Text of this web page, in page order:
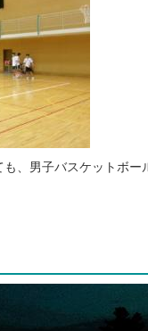
、男子バスケットボー